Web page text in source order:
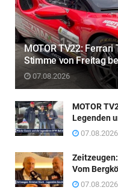
MOTOR TV22: Ferrari
Stimme von Freitag
07.08.2026
MOTOR
Legenden
07.08.2026
Vom
07.08.2026